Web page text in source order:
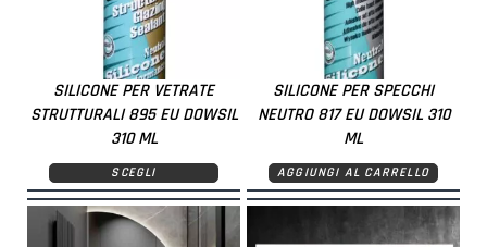
SILICONE PER VETRATE
STRUTTURALI 895 EU DOWSIL
310 ML
SCEGLI
SILICONE PER SPECCHI
NEUTRO 817 EU DOWSIL 310
ML
AGGIUNGI AL CARRELLO